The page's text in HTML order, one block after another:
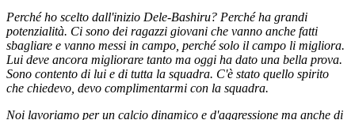
Perché ho scelto dall'inizio Dele-Bashiru? Perché ha grandi
potenzialità. Ci sono dei ragazzi giovani che vanno anche fatti
sbagliare e vanno messi in campo, perché solo il campo li migliora.
Lui deve ancora migliorare tanto ma oggi ha dato una bella prova.
Sono contento di lui e di tutta la squadra. C'è stato quello spirito
che chiedevo, devo complimentarmi con la squadra.
Noi lavoriamo per un calcio dinamico e d'aggressione ma anche di